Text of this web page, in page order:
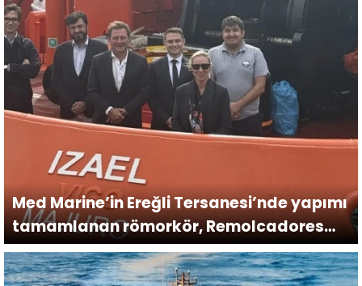
Med Marine’in Ereğli Tersanesi’nde yapımı
tamamlanan römorkör, Remolcadores
Nosa Terra (Remolcanosa) filosuna
katıldı.